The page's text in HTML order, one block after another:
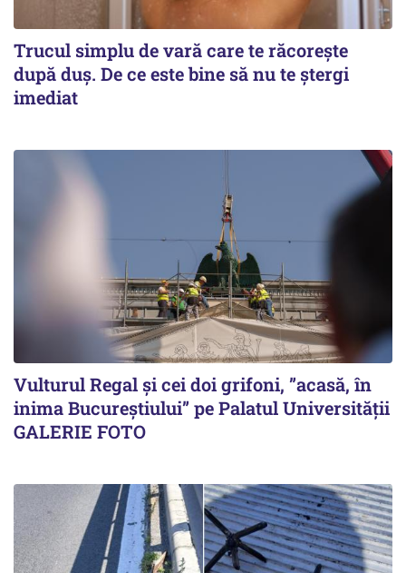
Trucul simplu de vară care te răcorește
după duș. De ce este bine să nu te ștergi
imediat
Vulturul Regal și cei doi grifoni, ”acasă, în
inima Bucureștiului” pe Palatul Universității
GALERIE FOTO